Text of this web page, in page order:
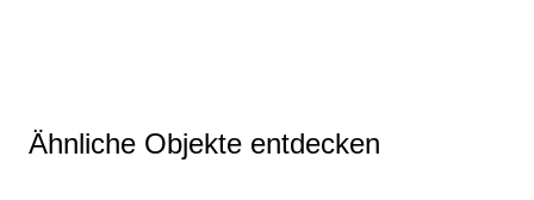
Ähnliche Objekte entdecken